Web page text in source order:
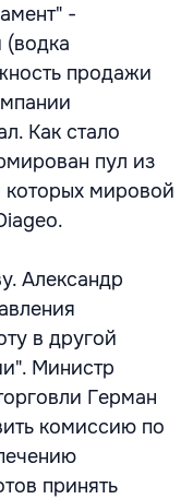
-
продажи
Как стало
пул из
которых мировой
Александр
в другой
Министр
Герман
комиссию по
принять